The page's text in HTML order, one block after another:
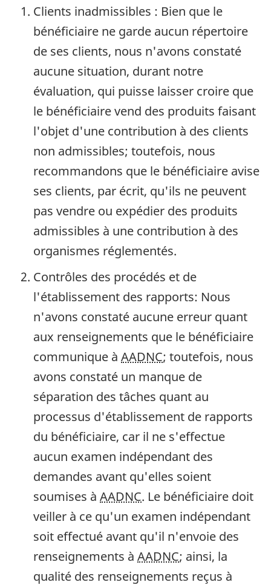
Clients inadmissibles : Bien que le
bénéficiaire ne garde aucun répertoire
de ses clients, nous n'avons constaté
aucune situation, durant notre
évaluation, qui puisse laisser croire que
le bénéficiaire vend des produits faisant
l'objet d'une contribution à des clients
non admissibles; toutefois, nous
recommandons que le bénéficiaire avise
ses clients, par écrit, qu'ils ne peuvent
pas vendre ou expédier des produits
admissibles à une contribution à des
organismes réglementés.
Contrôles des procédés et de
l'établissement des rapports: Nous
n'avons constaté aucune erreur quant
aux renseignements que le bénéficiaire
communique à AADNC; toutefois, nous
avons constaté un manque de
séparation des tâches quant au
processus d'établissement de rapports
du bénéficiaire, car il ne s'effectue
aucun examen indépendant des
demandes avant qu'elles soient
soumises à AADNC. Le bénéficiaire doit
veiller à ce qu'un examen indépendant
soit effectué avant qu'il n'envoie des
renseignements à AADNC; ainsi, la
qualité des renseignements reçus à